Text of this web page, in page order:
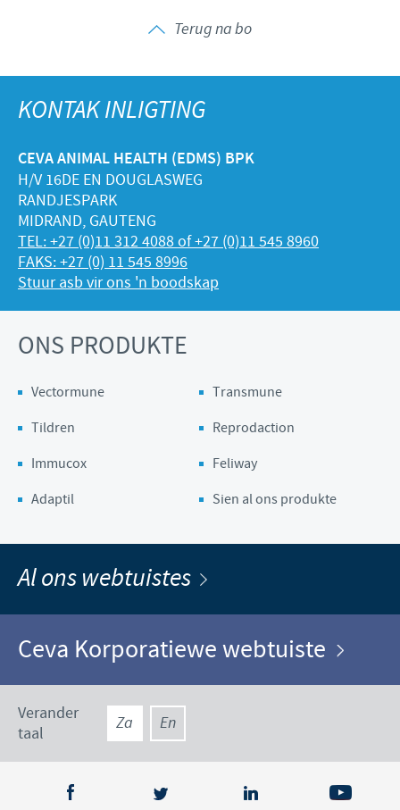
Terug na bo
KONTAK INLIGTING
CEVA ANIMAL HEALTH (EDMS) BPK
H/V 16DE EN DOUGLASWEG
RANDJESPARK
MIDRAND, GAUTENG
TEL: +27 (0)11 312 4088 of +27 (0)11 545 8960
FAKS: +27 (0) 11 545 8996
Stuur asb vir ons 'n boodskap
ONS PRODUKTE
Vectormune
Transmune
Tildren
Reprodaction
Immucox
Feliway
Adaptil
Sien al ons produkte
Al ons webtuistes
Ceva Korporatiewe webtuiste
Verander
taal
Za En